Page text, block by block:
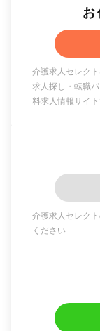
介護求人セレク
求人探し・転職
料求人情報サイト
介護求人セレク
ください